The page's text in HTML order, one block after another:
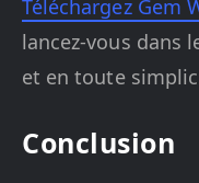
Téléchargez Gem
lancez-vous dans
et en toute
Conclusion